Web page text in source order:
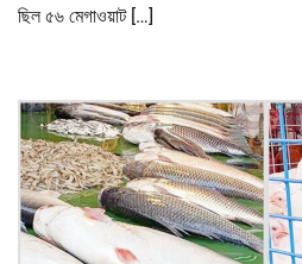
ছিল ৫৬ মেগাওয়াট […]